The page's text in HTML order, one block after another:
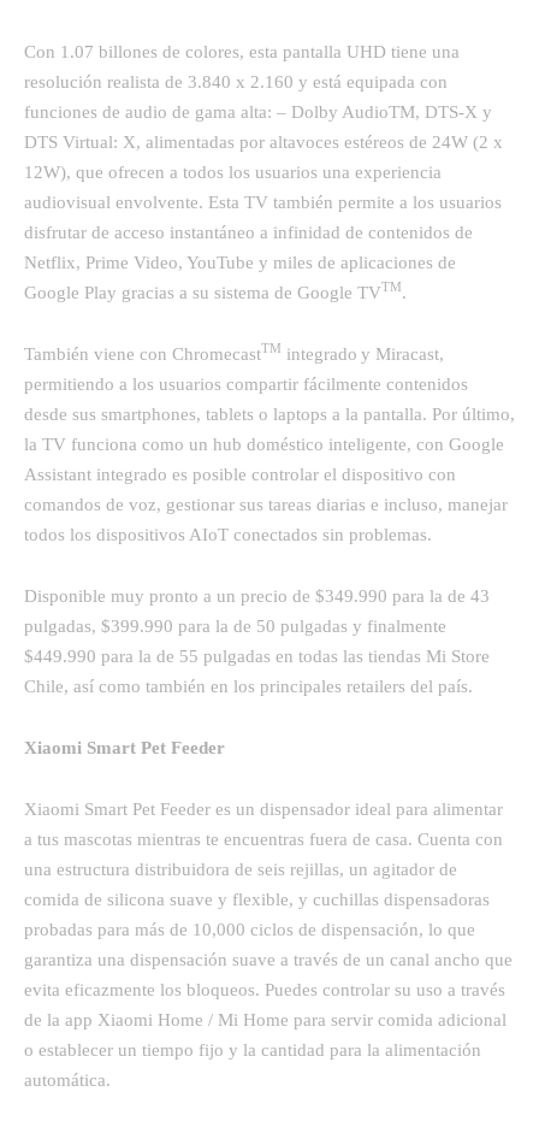
Con 1.07 billones de colores, esta pantalla UHD tiene una
resolución realista de 3.840 x 2.160 y está equipada con
funciones de audio de gama alta: – Dolby AudioTM, DTS-X y
DTS Virtual: X, alimentadas por altavoces estéreos de 24W (2 x
12W), que ofrecen a todos los usuarios una experiencia
audiovisual envolvente. Esta TV también permite a los usuarios
disfrutar de acceso instantáneo a infinidad de contenidos de
Netflix, Prime Video, YouTube y miles de aplicaciones de
Google Play gracias a su sistema de Google TVTM.
También viene con ChromecastTM integrado y Miracast,
permitiendo a los usuarios compartir fácilmente contenidos
desde sus smartphones, tablets o laptops a la pantalla. Por último,
la TV funciona como un hub doméstico inteligente, con Google
Assistant integrado es posible controlar el dispositivo con
comandos de voz, gestionar sus tareas diarias e incluso, manejar
todos los dispositivos AIoT conectados sin problemas.
Disponible muy pronto a un precio de $349.990 para la de 43
pulgadas, $399.990 para la de 50 pulgadas y finalmente
$449.990 para la de 55 pulgadas en todas las tiendas Mi Store
Chile, así como también en los principales retailers del país.
Xiaomi Smart Pet Feeder
Xiaomi Smart Pet Feeder es un dispensador ideal para alimentar
a tus mascotas mientras te encuentras fuera de casa. Cuenta con
una estructura distribuidora de seis rejillas, un agitador de
comida de silicona suave y flexible, y cuchillas dispensadoras
probadas para más de 10,000 ciclos de dispensación, lo que
garantiza una dispensación suave a través de un canal ancho que
evita eficazmente los bloqueos. Puedes controlar su uso a través
de la app Xiaomi Home / Mi Home para servir comida adicional
o establecer un tiempo fijo y la cantidad para la alimentación
automática.